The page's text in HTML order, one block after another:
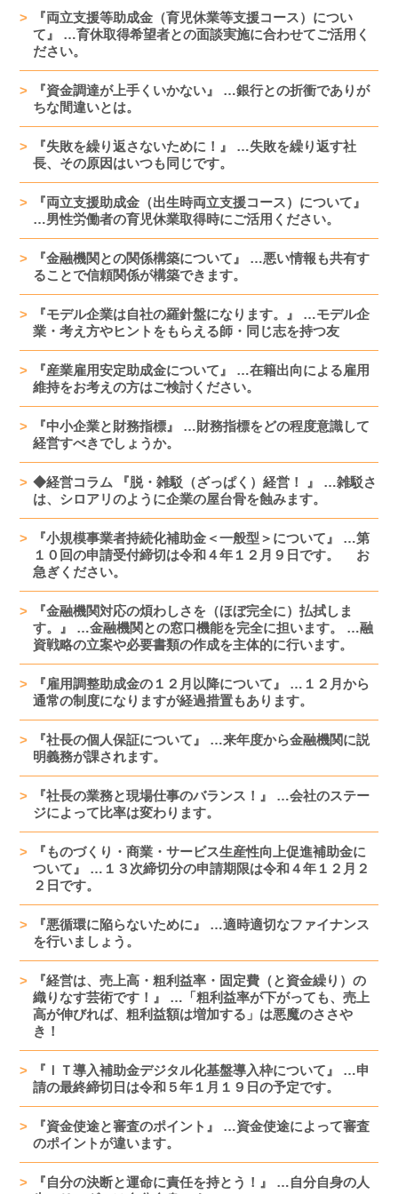
『両立支援等助成金（育児休業等支援コース）につい
て』 …育休取得希望者との面談実施に合わせてご活用く
ださい。
『資金調達が上手くいかない』 …銀行との折衝でありが
ちな間違いとは。
『失敗を繰り返さないために！』 …失敗を繰り返す社
長、その原因はいつも同じです。
『両立支援助成金（出生時両立支援コース）について』
…男性労働者の育児休業取得時にご活用ください。
『金融機関との関係構築について』 …悪い情報も共有す
ることで信頼関係が構築できます。
『モデル企業は自社の羅針盤になります。』 …モデル企
業・考え方やヒントをもらえる師・同じ志を持つ友
『産業雇用安定助成金について』 …在籍出向による雇用
維持をお考えの方はご検討ください。
『中小企業と財務指標』 …財務指標をどの程度意識して
経営すべきでしょうか。
◆経営コラム 『脱・雑駁（ざっぱく）経営！ 』 …雑駁さ
は、シロアリのように企業の屋台骨を蝕みます。
『小規模事業者持続化補助金＜一般型＞について』 …第
１０回の申請受付締切は令和４年１２月９日です。 お
急ぎください。
『金融機関対応の煩わしさを（ほぼ完全に）払拭しま
す。』 …金融機関との窓口機能を完全に担います。 …融
資戦略の立案や必要書類の作成を主体的に行います。
『雇用調整助成金の１２月以降について』 …１２月から
通常の制度になりますが経過措置もあります。
『社長の個人保証について』 …来年度から金融機関に説
明義務が課されます。
『社長の業務と現場仕事のバランス！』 …会社のステー
ジによって比率は変わります。
『ものづくり・商業・サービス生産性向上促進補助金に
ついて』 …１３次締切分の申請期限は令和４年１２月２
２日です。
『悪循環に陥らないために』 …適時適切なファイナンス
を行いましょう。
『経営は、売上高・粗利益率・固定費（と資金繰り）の
織りなす芸術です！』 …「粗利益率が下がっても、売上
高が伸びれば、粗利益額は増加する」は悪魔のささや
き！
『ＩＴ導入補助金デジタル化基盤導入枠について』 …申
請の最終締切日は令和５年１月１９日の予定です。
『資金使途と審査のポイント』 …資金使途によって審査
のポイントが違います。
『自分の決断と運命に責任を持とう！』 …自分自身の人